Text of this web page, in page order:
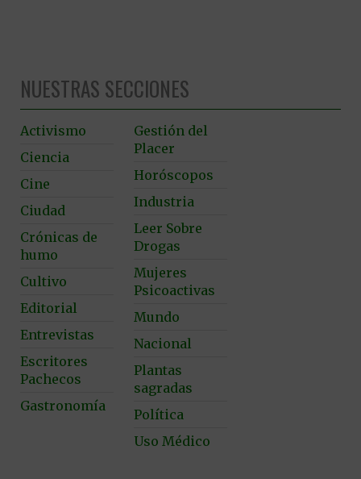
NUESTRAS SECCIONES
Activismo
Ciencia
Cine
Ciudad
Crónicas de
humo
Cultivo
Editorial
Entrevistas
Escritores
Pachecos
Gastronomía
Gestión del
Placer
Horóscopos
Industria
Leer Sobre
Drogas
Mujeres
Psicoactivas
Mundo
Nacional
Plantas
sagradas
Política
Uso Médico